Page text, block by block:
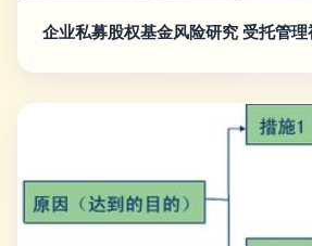
企业私募股权基金风险研究 受托管